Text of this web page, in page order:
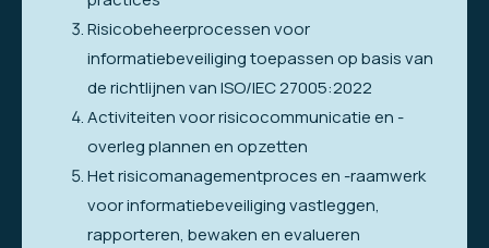
Risicobeheerprocessen voor
informatiebeveiliging toepassen op basis van
de richtlijnen van ISO/IEC 27005:2022
Activiteiten voor risicocommunicatie en -
overleg plannen en opzetten
Het risicomanagementproces en -raamwerk
voor informatiebeveiliging vastleggen,
rapporteren, bewaken en evalueren